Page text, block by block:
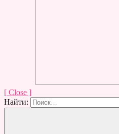
[ Close ]
Найти: